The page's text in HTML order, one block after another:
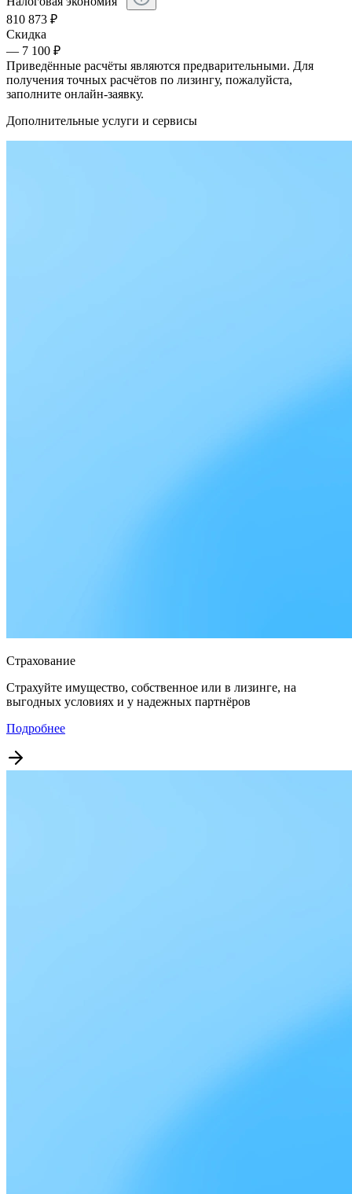
810 873 ₽
Скидка
— 7 100 ₽
Приведённые расчёты являются предварительными. Для
получения точных расчётов по лизингу, пожалуйста,
заполните онлайн-заявку.
Дополнительные услуги и сервисы
Страхование
Страхуйте имущество, собственное или в лизинге, на
выгодных условиях и у надежных партнёров
Подробнее